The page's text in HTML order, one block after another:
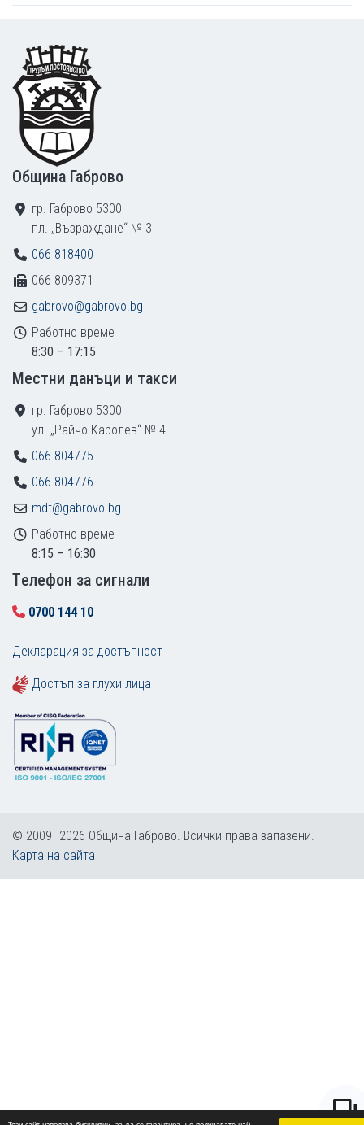
Footer
Община Габрово
гр. Габрово 5300
пл. „Възраждане“ № 3
066 818400
066 809371
gabrovo@gabrovo.bg
Работно време
8:30 – 17:15
Местни данъци и такси
гр. Габрово 5300
ул. „Райчо Каролев“ № 4
066 804775
066 804776
mdt@gabrovo.bg
Работно време
8:15 – 16:30
Tелефон за сигнали
0700 144 10
Декларация за достъпност
Достъп за глухи лица
© 2009–2026 Община Габрово. Всички права запазени.
Карта на сайта